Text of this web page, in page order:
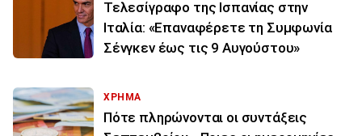
Τελεσίγραφο της Ισπανίας στην
Ιταλία: «Επαναφέρετε τη Συμφωνία
Σένγκεν έως τις 9 Αυγούστου»
ΧΡΗΜΑ
Πότε πληρώνονται οι συντάξεις